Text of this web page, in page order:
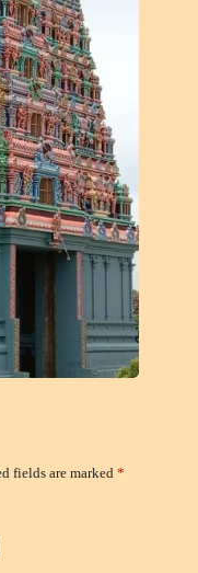
fields are marked *